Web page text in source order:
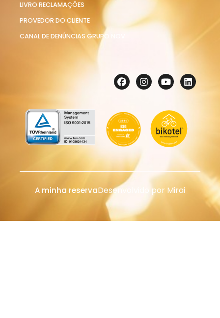
LIVRO RECLAMAÇÕES
PROVEDOR DO CLIENTE
CANAL DE DENÚNCIAS GRUPO NOV
A minha reservaDesenvolvido por Mirai